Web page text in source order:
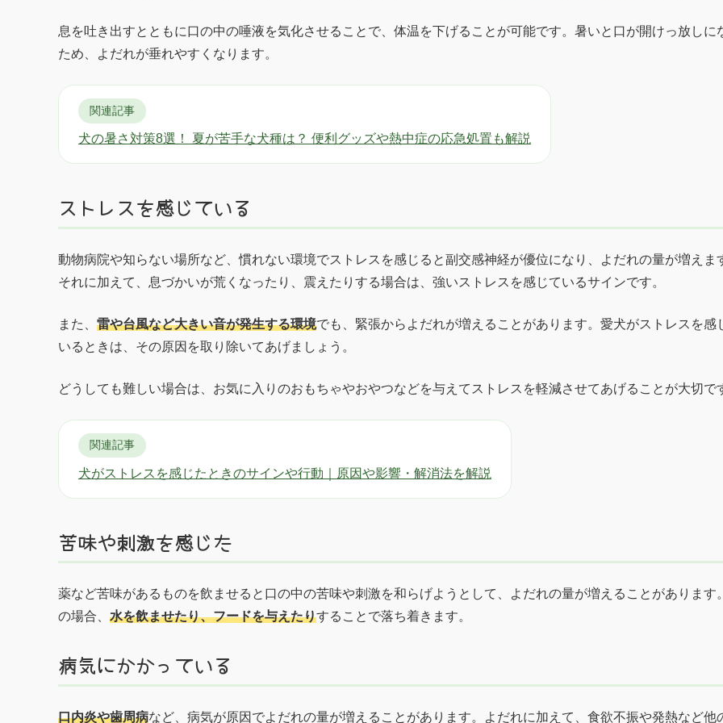
息を吐き出すとともに口の中の唾液を気化させることで、体温を下げることが可能です。暑いと口が開けっ放しに
ため、よだれが垂れやすくなります。
関連記事
犬の暑さ対策8選！ 夏が苦手な犬種は？ 便利グッズや熱中症の応急処置も解説
ストレスを感じている
動物病院や知らない場所など、慣れない環境でストレスを感じると副交感神経が優位になり、よだれの量が増えま
それに加えて、息づかいが荒くなったり、震えたりする場合は、強いストレスを感じているサインです。
また、 雷や台風など大きい音が発生する環境でも、緊張からよだれが増えることがあります。愛犬がストレスを感
いるときは、その原因を取り除いてあげましょう。
どうしても難しい場合は、お気に入りのおもちゃやおやつなどを与えてストレスを軽減させてあげることが大切で
関連記事
犬がストレスを感じたときのサインや行動｜原因や影響・解消法を解説
苦味や刺激を感じた
薬など苦味があるものを飲ませると口の中の苦味や刺激を和らげようとして、よだれの量が増えることがあります
の場合、 水を飲ませたり、フードを与えたりすることで落ち着きます。
病気にかかっている
口内炎や歯周病など、病気が原因でよだれの量が増えることがあります。よだれに加えて、食欲不振や発熱など他